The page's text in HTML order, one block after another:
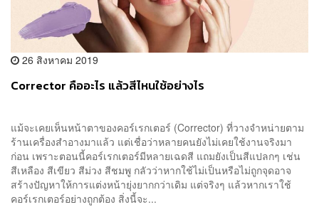
26 สิงหาคม 2019
Corrector คืออะไร แล้วสีไหนใช้อย่างไร
แม้จะเคยเห็นหน้าตาของคอร์เรกเตอร์ (Corrector) ​ที่วางจำหน่ายตาม
ร้านเครื่องสำอางมาแล้ว แต่เชื่อว่าหลายคนยังไม่เคยใช้งานจริงมา
ก่อน เพราะตอนนี้คอร์เรกเตอร์มีหลายเฉดสี แถมยังเป็นสีแปลกๆ เช่น
สีเหลือง สีเขียว สีม่วง สีชมพู กลัวว่าหากใช้ไม่เป็นหรือไม่ถูกจุดอาจ
สร้างปัญหาให้การแต่งหน้ายุ่งยากกว่าเดิม แต่จริงๆ แล้วหากเราใช้
คอร์เรกเตอร์อย่างถูกต้อง สิ่งนี้จะ...